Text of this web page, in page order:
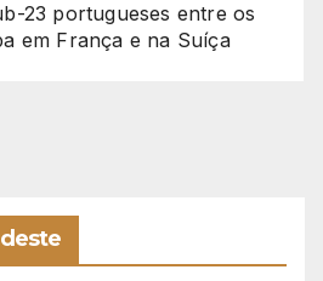
23 portugueses entre os
em França e na Suíça